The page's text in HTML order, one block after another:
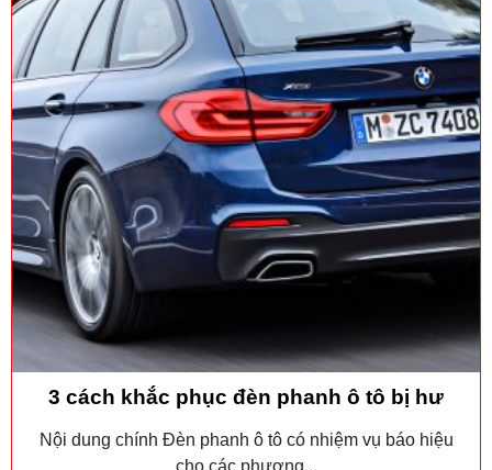
3 cách khắc phục đèn phanh ô tô bị hư
Nội dung chính Đèn phanh ô tô có nhiệm vụ báo hiệu